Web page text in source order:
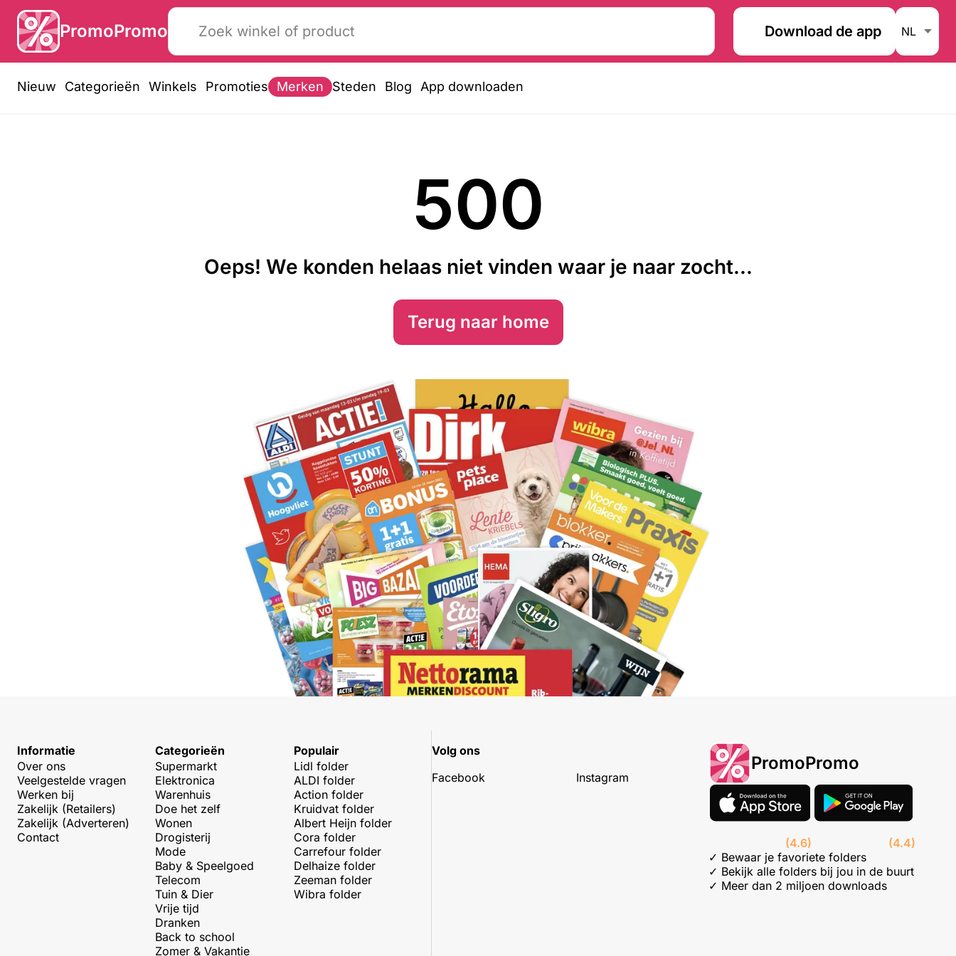
PromoPromo Download de app
Nieuw Categorieën Winkels Promoties Merken Steden Blog App downloaden
500
Oeps! We konden helaas niet vinden waar je naar zocht...
Terug naar home
Informatie
Over ons
Veelgestelde vragen
Werken bij
Zakelijk (Retailers)
Zakelijk (Adverteren)
Contact
Categorieën
Supermarkt
Elektronica
Warenhuis
Doe het zelf
Wonen
Drogisterij
Mode
Baby & Speelgoed
Telecom
Tuin & Dier
Vrije tijd
Dranken
Back to school
Zomer & Vakantie
Populair
Lidl folder
ALDI folder
Action folder
Kruidvat folder
Albert Heijn folder
Cora folder
Carrefour folder
Delhaize folder
Zeeman folder
Wibra folder
Volg ons
Facebook
Instagram
PromoPromo
(4.6)
(4.4)
✓ Bewaar je favoriete folders
✓ Bekijk alle folders bij jou in de buurt
✓ Meer dan 2 miljoen downloads